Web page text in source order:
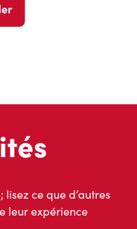
lisez ce que d’autres
leur expérience